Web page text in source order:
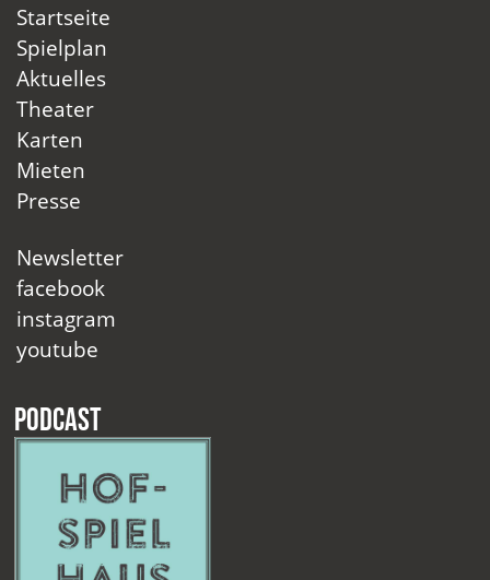
Startseite
Spielplan
Aktuelles
Theater
Karten
Mieten
Presse
Newsletter
facebook
instagram
youtube
Podcast